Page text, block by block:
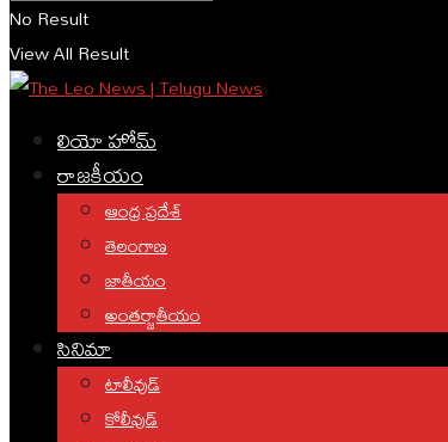
No Result
View All Result
లియో హోమ్
రాజకీయం
ఆంధ్ర ప్రదేశ్
తెలంగాణ
జాతీయం
అంతర్జాతీయం
సినిమా
టాలీవుడ్
కోలీవుడ్